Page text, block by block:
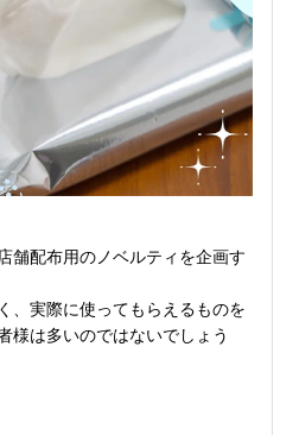
舗配布用のノベルティを企画す
、実際に使ってもらえるものを
様は多いのではないでしょう